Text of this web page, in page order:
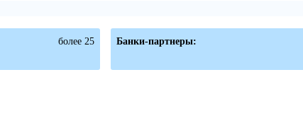
более 25 Банки-партнеры: